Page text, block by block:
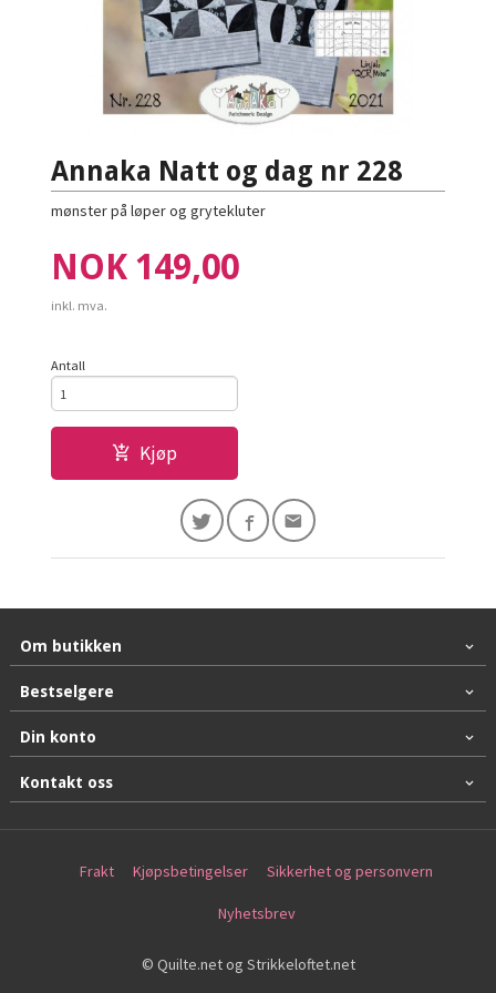
Annaka Natt og dag nr 228
mønster på løper og grytekluter
Pris
NOK 149,00
inkl. mva.
Antall
Kjøp
Om butikken
Bestselgere
Din konto
Kontakt oss
Frakt Kjøpsbetingelser Sikkerhet og personvern
Nyhetsbrev
© Quilte.net og Strikkeloftet.net